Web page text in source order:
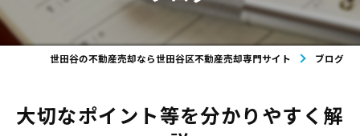
世田谷の不動産売却なら世田谷区不動産売却専門サイト ブログ
大切なポイント等を分かりやすく解